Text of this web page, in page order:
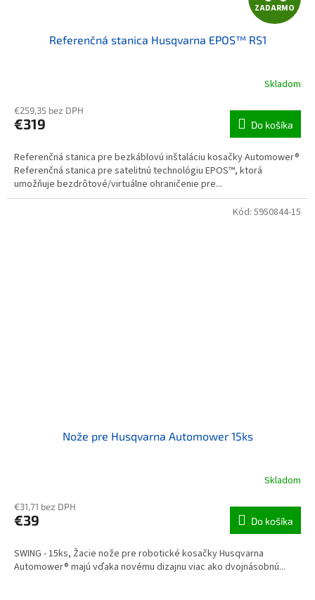
ZADARMO
Referenčná stanica Husqvarna EPOS™ RS1
Skladom
€259,35 bez DPH
€319 Do košíka
Referenčná stanica pre bezkáblovú inštaláciu kosačky Automower®
Referenčná stanica pre satelitnú technológiu EPOS™, ktorá
umožňuje bezdrôtové/virtuálne ohraničenie pre...
Nože pre Husqvarna Automower 15ks
Skladom
€31,71 bez DPH
€39 Do košíka
SWING - 15ks, Žacie nože pre robotické kosačky Husqvarna
Automower® majú vďaka novému dizajnu viac ako dvojnásobnú...
Kód: 5950844-15